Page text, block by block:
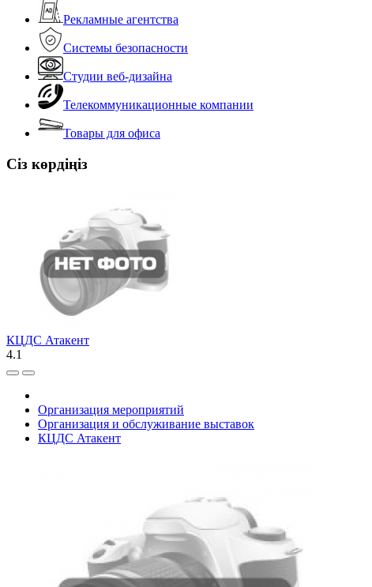
Рекламные агентства
Системы безопасности
Студии веб-дизайна
Телекоммуникационные компании
Товары для офиса
Сіз көрдіңіз
КЦДС Атакент
4.1
Организация мероприятий
Организация и обслуживание выставок
КЦДС Атакент